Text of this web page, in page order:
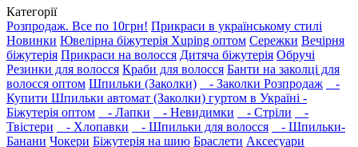
Категорії
Розпродаж. Все по 10грн! Прикраси в українському стилі
Новинки Ювелірна біжутерія Xuping оптом Сережки Вечірня
біжутерія Прикраси на волосся Дитяча біжутерія Обручі
Резинки для волосся Краби для волосся Банти на заколці для
волосся оптом Шпильки (Заколки) - Заколки Розпродаж
-
Купити Шпильки автомат (Заколки) гуртом в Україні -
Біжутерія оптом
- Лапки - Невидимки - Стріли
-
Твістери
- Хлопавки - Шпильки для волосся
- Шпильки-
Банани Чокери Біжутерія на шию Браслети Аксесуари